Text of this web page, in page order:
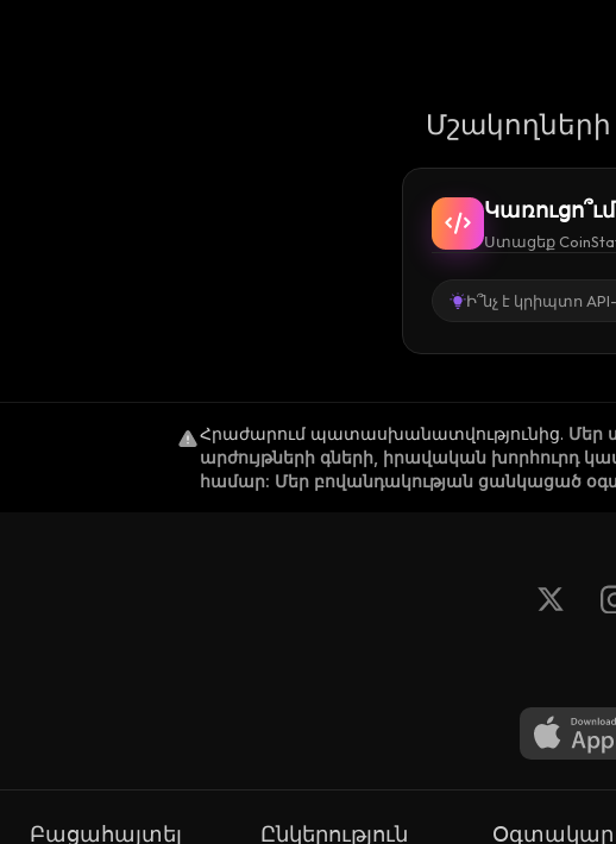
Ստացեք
Ի՞նչ է կրիպտո
Հրաժարում պատասխանատվությունից. Մեր
արժույթների գների, իրավական խորհուրդ
համար: Մեր բովանդակության ցանկացած
Բացահայտել Ընկերություն Օգտակար